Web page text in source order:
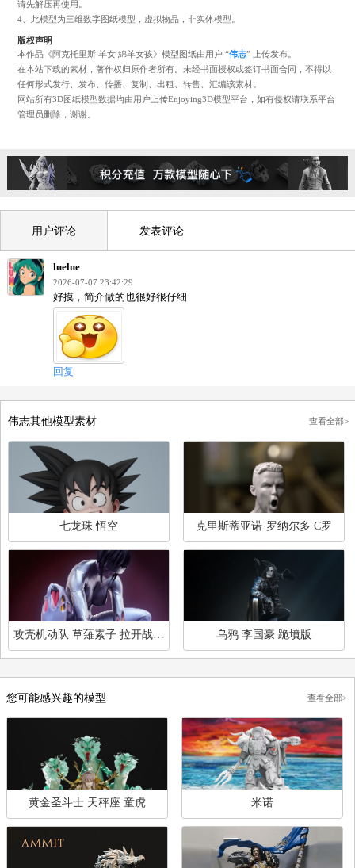
模型说明
1、下载3D模型前需先注册或者登陆网站账号。
2、下载前请仔细查看文件的格式及所需积分，按需下载，7天内重复下载不再
积分。
3、下载的模型文件通常为STL或OBJ格式，如为ZIP或RAR格式的压缩文件，
请先解压再使用。
4、此模型为三维数字图纸模型，虚拟物品，非实体模型。
本作品《阿克托里斯 羊女 綿羊女孩》模型图纸由用户 “伟志 ” 上传发布。
在本站下载的素材，著作权归原作者所有。未经书面授权或签订书面合同，不
任何形式发行、发布、传播、复制、出租、转售、汇编该素材。
网站所有3D图纸模型数据均由用户上传Enjoying3D模型平台，如有侵权请联
管理员删除，谢谢。
用户评论
luelue
2026-07-07 23:42:29
回复
伟志其他模型素材
攻壳机动队 草薙素子 拉开战车
版
乌鸦 李国豪 跪墳版